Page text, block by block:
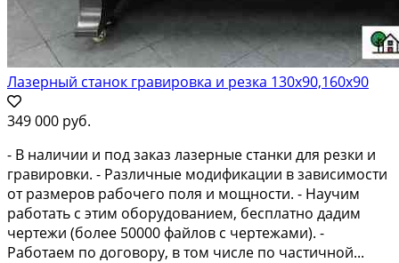
Лазерный станок гравировка и резка 130х90,160х90
349 000 руб.
- В наличии и под заказ лазерные станки для резки и
гравировки. - Различные модификации в зависимости
от размеров рабочего поля и мощности. - Научим
работать с этим оборудованием, бесплатно дадим
чертежи (более 50000 файлов с чертежами). -
Работаем по договору, в том числе по частичной...